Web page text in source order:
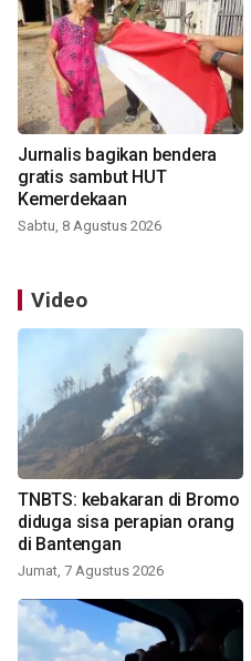
Jurnalis bagikan bendera
gratis sambut HUT
Kemerdekaan
Sabtu, 8 Agustus 2026
Video
TNBTS: kebakaran di Bromo
diduga sisa perapian orang
di Bantengan
Jumat, 7 Agustus 2026